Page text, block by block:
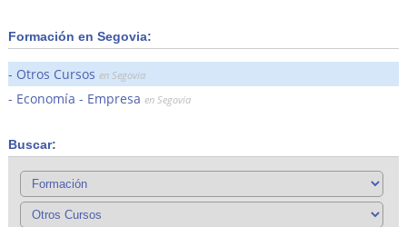
Formación en Segovia:
Otros Cursos en Segovia
Economía - Empresa en Segovia
Buscar: